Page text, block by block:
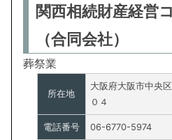
関西相続財産経営
（合同会社）
葬祭業
所在地
大阪府大阪市中央
０４
電話番号 06-6770-5974